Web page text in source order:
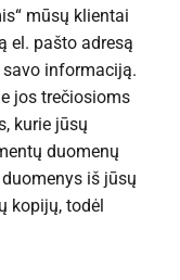
mūsų klientai
el. pašto adresą
savo informaciją.
jos trečiosioms
kurie jūsų
duomenų
iš jūsų
kopijų, todėl